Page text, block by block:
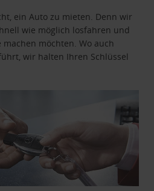
ein Auto zu mieten. Denn wir
wie möglich losfahren und
möchten. Wo auch
wir halten Ihren Schlüssel